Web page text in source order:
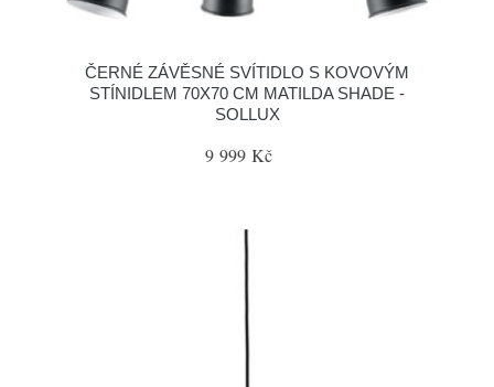
ČERNÉ ZÁVĚSNÉ SVÍTIDLO S KOVOVÝM
STÍNIDLEM 70X70 CM MATILDA SHADE -
SOLLUX
9 999 Kč